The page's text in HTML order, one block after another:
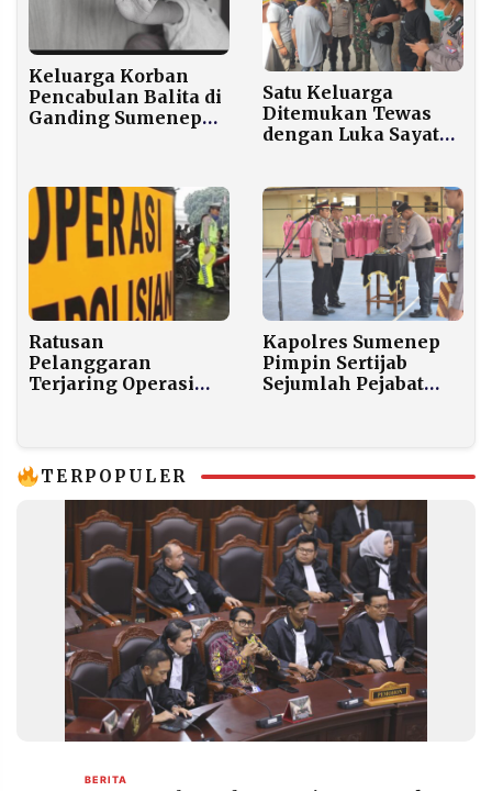
Keluarga Korban
Pencabulan Balita di
Ganding Sumenep
Satu Keluarga
Ditemukan Tewas
dengan Luka Sayatan
Ratusan
Pelanggaran
Terjaring Operasi
Kapolres Sumenep
Pimpin Sertijab
Sejumlah Pejabat
TERPOPULER
BERITA